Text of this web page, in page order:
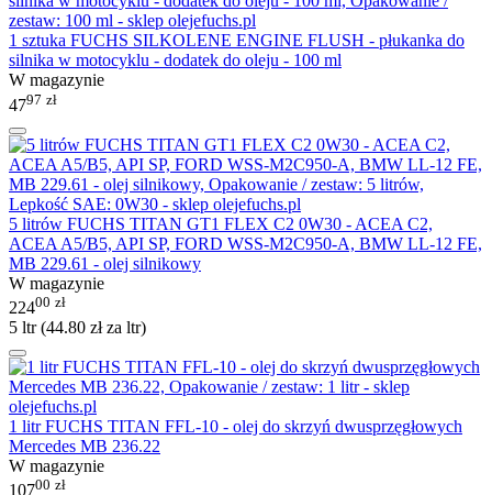
1 sztuka FUCHS SILKOLENE ENGINE FLUSH - płukanka do
silnika w motocyklu - dodatek do oleju - 100 ml
W magazynie
4797 zł
5 litrów FUCHS TITAN GT1 FLEX C2 0W30 - ACEA C2,
ACEA A5/B5, API SP, FORD WSS-M2C950-A, BMW LL-12 FE,
MB 229.61 - olej silnikowy
W magazynie
22400 zł
5 ltr (44.80 złza ltr)
1 litr FUCHS TITAN FFL-10 - olej do skrzyń dwusprzęgłowych
Mercedes MB 236.22
W magazynie
10700 zł